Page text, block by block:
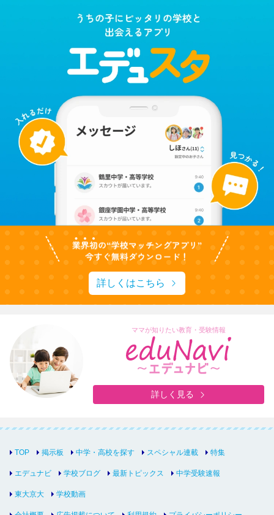
詳しくはこちら
ママが知りたい教育・受験情報
詳しく見る
TOP 掲示板 中学・高校を探す スペシャル連載 特集
エデュナビ 学校ブログ 最新トピックス 中学受験速報
東大京大 学校動画